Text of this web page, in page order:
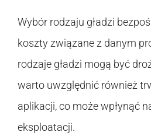
Wybór rodzaju gładzi
koszty związane z danym
rodzaje gładzi mogą być
warto uwzględnić również
aplikacji, co może wpłynąć
eksploatacji.